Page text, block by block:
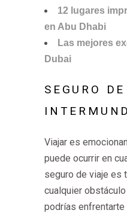
12 lugares
en Abu Dhabi
Las mejores
Dubai
SEGURO
Viajar es
puede ocurrir en
seguro de viaje es
cualquier
podrías